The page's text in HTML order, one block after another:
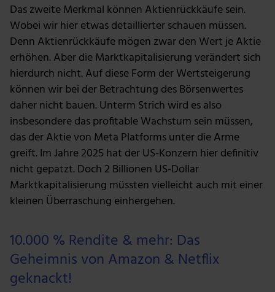
Das zweite Merkmal können Aktienrückkäufe sein.
Wobei wir hier etwas detaillierter schauen müssen.
Denn Aktienrückkäufe mögen zwar den Wert je Aktie
erhöhen. Aber die Marktkapitalisierung verändert sich
hierdurch nicht. Auf diese Form der Wertsteigerung
können wir bei der Betrachtung des Börsenwertes
daher nicht bauen. Unterm Strich wird es also
insbesondere das profitable Wachstum sein müssen,
das der Aktie von Meta Platforms unter die Arme
greift. Im Jahre 2025 hat der US-Konzern hier definitiv
nicht gepatzt. Doch 2 Billionen US-Dollar
Marktkapitalisierung müssten vielleicht auch mit einer
kleinen Überraschung einhergehen.
10.000 % Rendite & mehr: Das
Geheimnis von Amazon & Netflix
geknackt!